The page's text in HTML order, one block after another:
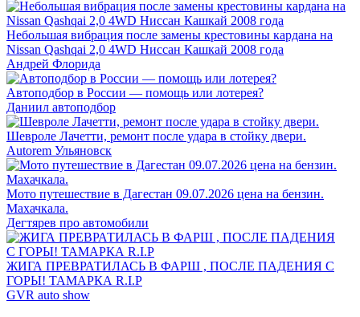
Небольшая вибрация после замены крестовины кардана на
Nissan Qashqai 2,0 4WD Ниссан Кашкай 2008 года
Андрей Флорида
Автоподбор в России — помощь или лотерея?
Даниил автоподбор
Шевроле Лачетти, ремонт после удара в стойку двери.
Autorem Ульяновск
Мото путешествие в Дагестан 09.07.2026 цена на бензин.
Махачкала.
Дегтярев про автомобили
ЖИГА ПРЕВРАТИЛАСЬ В ФАРШ , ПОСЛЕ ПАДЕНИЯ С
ГОРЫ! ТАМАРКА R.I.P
GVR auto show